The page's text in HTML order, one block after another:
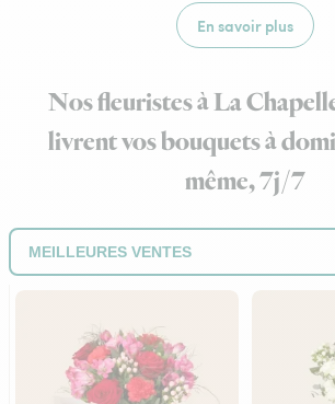
En savoir plus
Nos fleuristes à La
livrent vos bouquets à
même, 7j/7